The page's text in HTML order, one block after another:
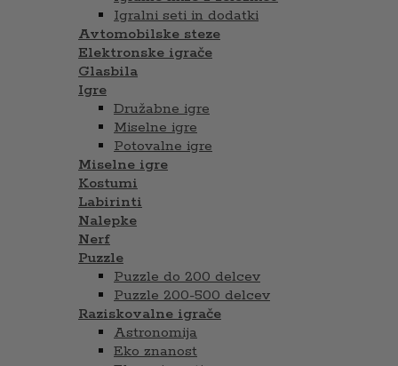
Igralni seti in dodatki
Avtomobilske steze
Elektronske igrače
Glasbila
Igre
Družabne igre
Miselne igre
Potovalne igre
Miselne igre
Kostumi
Labirinti
Nalepke
Nerf
Puzzle
Puzzle do 200 delcev
Puzzle 200-500 delcev
Raziskovalne igrače
Astronomija
Eko znanost